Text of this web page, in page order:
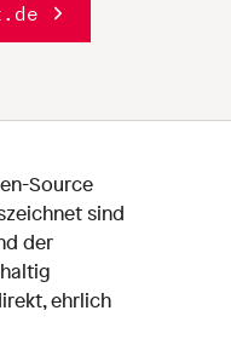
Source
sind
der
ehrlich